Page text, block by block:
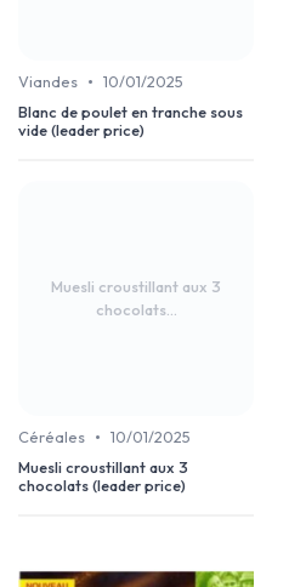
Viandes • 10/01/2025
Blanc de poulet en tranche sous
vide (leader price)
Muesli croustillant aux 3
chocolats...
Céréales • 10/01/2025
Muesli croustillant aux 3
chocolats (leader price)